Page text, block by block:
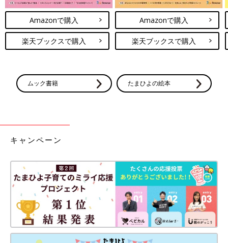
Amazonで購入
楽天ブックスで購入
Amazonで購入
楽天ブックスで購入
ムック書籍 たまひよの絵本
キャンペーン